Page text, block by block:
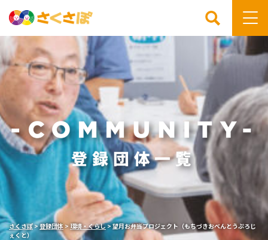
検索
さくさぽ>登録団体>環境・くらし>望月お弁当プロジェクト（もちづきおべんとうぷろじ
ぇくと）